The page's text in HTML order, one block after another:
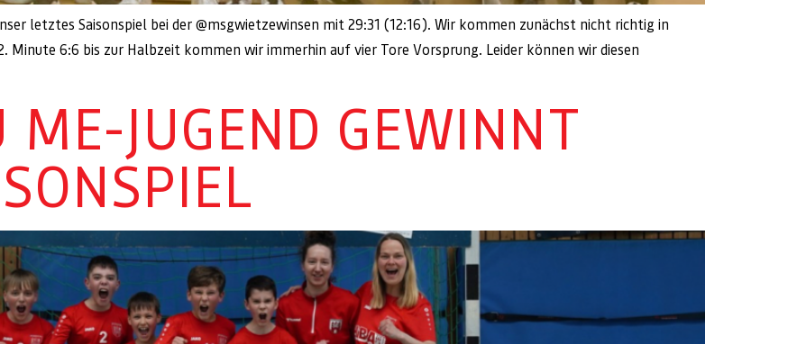
letztes Saisonspiel bei der @msgwietzewinsen mit 29:31 (12:16). Wir kommen zunächst nicht richtig in
Minute 6:6 bis zur Halbzeit kommen wir immerhin auf vier Tore Vorsprung. Leider können wir diesen
ME-JUGEND GEWINNT